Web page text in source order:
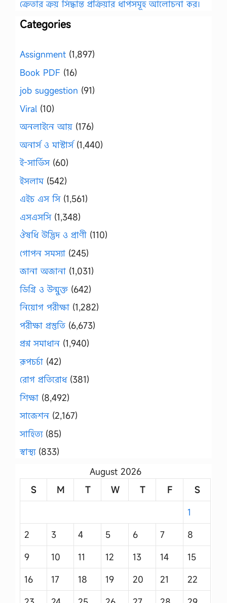
ক্রেতার ক্রয় সিদ্ধান্ত প্রক্রিয়ার ধাপসমূহ আলোচনা কর।
Categories
Assignment (1,897)
Book PDF (16)
job suggestion (91)
Viral (10)
অনলাইনে আয় (176)
অনার্স ও মাস্টার্স(1,440)
ই-সার্ভিস(60)
ইসলাম(542)
এইচ এস সি(1,561)
এসএসসি(1,348)
ঔষধি উদ্ভিদ ও প্রাণী (110)
গোপন সমস্যা (245)
জানা অজানা (1,031)
ডিগ্রি ও উন্মুক্ত (642)
নিয়োগ পরীক্ষা (1,282)
পরীক্ষা প্রস্তুতি (6,673)
প্রশ্ন সমাধান (1,940)
রূপচর্চা (42)
রোগ প্রতিরোধ(381)
শিক্ষা (8,492)
সাজেশন (2,167)
সাহিত্য(85)
স্বাস্থ্য(833)
August 2026
S
M T W T F
S
1
2
3 4 5 6 7
8
9
10 11 12 13 14
15
16
17 18 19 20 21
22